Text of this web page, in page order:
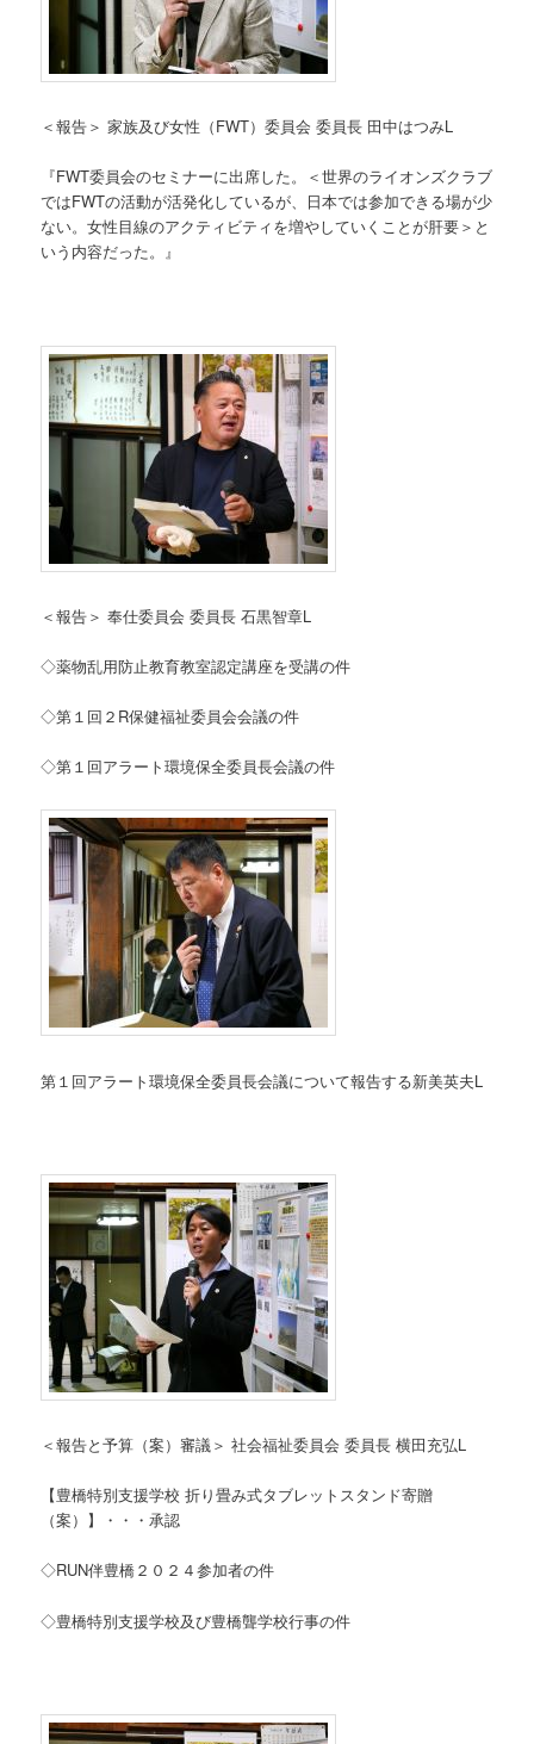
＜報告＞ 家族及び女性（FWT）委員会 委員長 田中はつみL
『FWT委員会のセミナーに出席した。＜世界のライオンズクラブ
ではFWTの活動が活発化しているが、日本では参加できる場が少
ない。女性目線のアクティビティを増やしていくことが肝要＞と
いう内容だった。』
＜報告＞ 奉仕委員会 委員長 石黒智章L
◇薬物乱用防止教育教室認定講座を受講の件
◇第１回２R保健福祉委員会会議の件
◇第１回アラート環境保全委員長会議の件
第１回アラート環境保全委員長会議について報告する新美英夫L
＜報告と予算（案）審議＞ 社会福祉委員会 委員長 横田充弘L
【豊橋特別支援学校 折り畳み式タブレットスタンド寄贈
（案）】・・・承認
◇RUN伴豊橋２０２４参加者の件
◇豊橋特別支援学校及び豊橋聾学校行事の件